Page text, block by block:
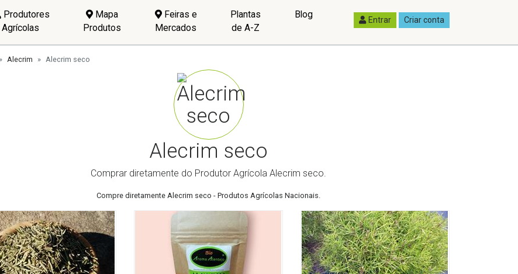
Produtores
Agrícolas
Mapa
Produtos
Feiras e
Mercados
Plantas
de A-Z
Blog Entrar Criar conta
Alecrim Alecrim seco
Alecrim seco
Comprar diretamente do Produtor Agrícola Alecrim seco.
Compre diretamente Alecrim seco - Produtos Agrícolas Nacionais.